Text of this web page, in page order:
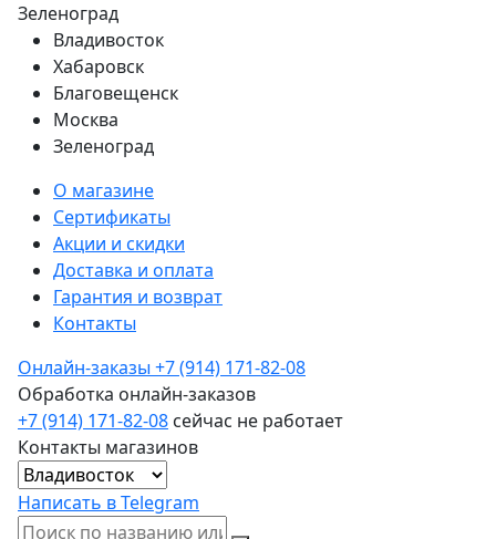
Зеленоград
Владивосток
Хабаровск
Благовещенск
Москва
Зеленоград
О магазине
Сертификаты
Акции и скидки
Доставка и оплата
Гарантия и возврат
Контакты
Онлайн-заказы +7 (914) 171-82-08
Обработка онлайн-заказов
+7 (914) 171-82-08 сейчас не работает
Контакты магазинов
Написать в Telegram